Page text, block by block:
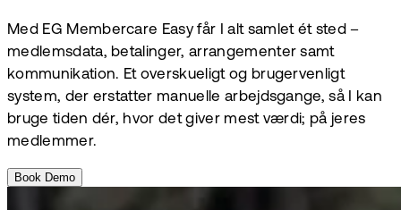
Med EG Membercare Easy får I alt samlet ét sted –
medlemsdata, betalinger, arrangementer samt
kommunikation. Et overskueligt og brugervenligt
system, der erstatter manuelle arbejdsgange, så I kan
bruge tiden dér, hvor det giver mest værdi; på jeres
medlemmer.
Book Demo